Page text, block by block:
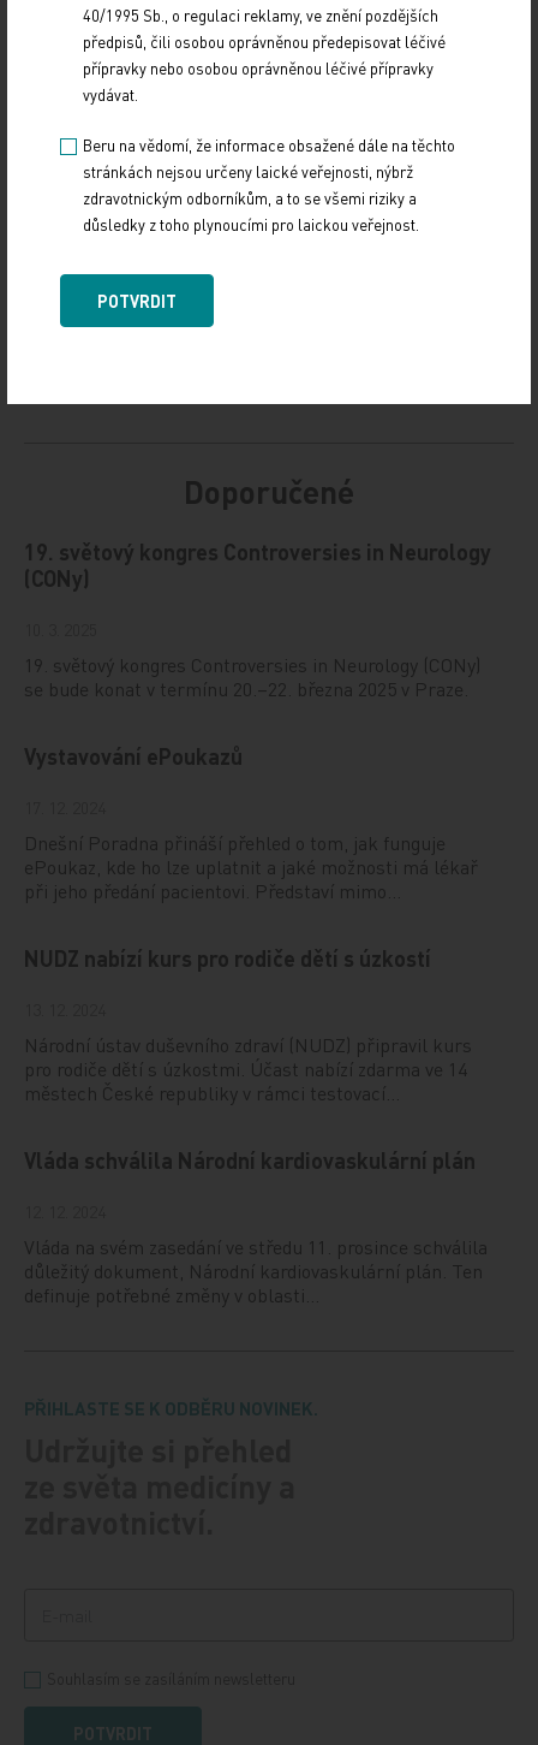
Zdroj: www.tribune.cz
Z REGIONŮ
Sdílejte článek
Doporučené
19. světový kongres Controversies in Neurology
(CONy)
19. světový kongres Controversies in Neurology (CONy)
se bude konat v termínu 20.–22. března 2025 v Praze.
Vystavování ePoukazů
Dnešní Poradna přináší přehled o tom, jak funguje
ePoukaz, kde ho lze uplatnit a jaké možnosti má lékař
při jeho předání pacientovi. Představí mimo…
NUDZ nabízí kurs pro rodiče dětí s úzkostí
Národní ústav duševního zdraví (NUDZ) připravil kurs
pro rodiče dětí s úzkostmi. Účast nabízí zdarma ve 14
městech České republiky v rámci testovací…
Vláda schválila Národní kardiovaskulární plán
Vláda na svém zasedání ve středu 11. prosince schválila
důležitý dokument, Národní kardiovaskulární plán. Ten
definuje potřebné změny v oblasti…
PŘIHLASTE SE K ODBĚRU NOVINEK.
POTVRDIT
40/1995 Sb., o regulaci reklamy, ve znění pozdějších
předpisů, čili osobou oprávněnou předepisovat léčivé
přípravky nebo osobou oprávněnou léčivé přípravky
vydávat.
Beru na vědomí, že informace obsažené dále na těchto
stránkách nejsou určeny laické veřejnosti, nýbrž
zdravotnickým odborníkům, a to se všemi riziky a
důsledky z toho plynoucími pro laickou veřejnost.
POTVRDIT